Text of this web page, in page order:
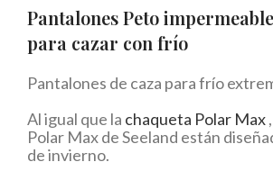
Pantalones Peto
para cazar con frío
Pantalones de caza para frío
Al igual que la chaqueta Polar Max
Polar Max de Seeland están
de invierno.